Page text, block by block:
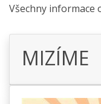
Všechny informace
MIZÍME